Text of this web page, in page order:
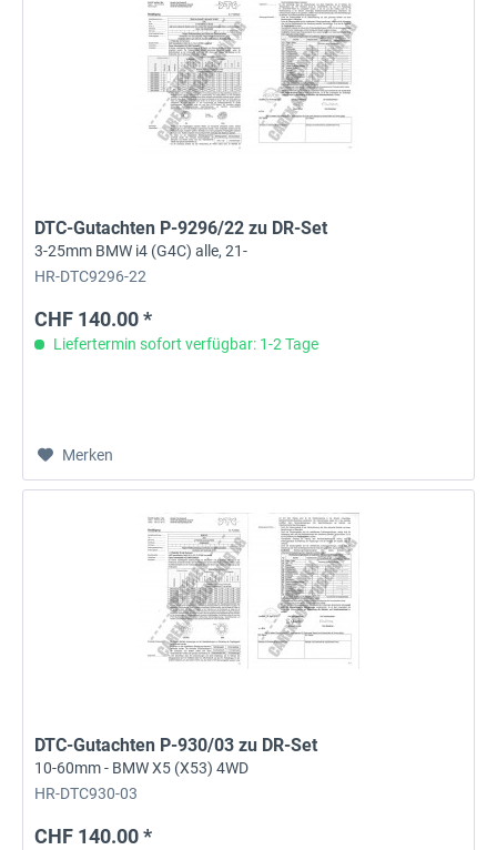
DTC-Gutachten P-9296/22 zu DR-Set
3-25mm BMW i4 (G4C) alle, 21-
HR-DTC9296-22
CHF 140.00 *
Liefertermin sofort verfügbar: 1-2 Tage
Merken
DTC-Gutachten P-930/03 zu DR-Set
10-60mm - BMW X5 (X53) 4WD
HR-DTC930-03
CHF 140.00 *